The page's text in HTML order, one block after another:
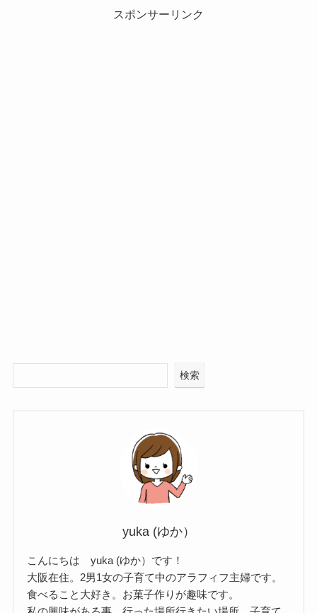
スポンサーリンク
検索
yuka (ゆか）
こんにちは yuka (ゆか）です！
大阪在住。2男1女の子育て中のアラフィフ主婦です。
食べること大好き。お菓子作りが趣味です。